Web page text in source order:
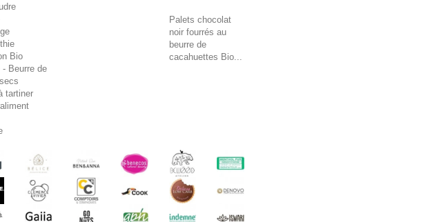
Bio
- Beurre de
tartiner
Palets chocolat
noir fourrés au
beurre de
cacahuettes Bio...